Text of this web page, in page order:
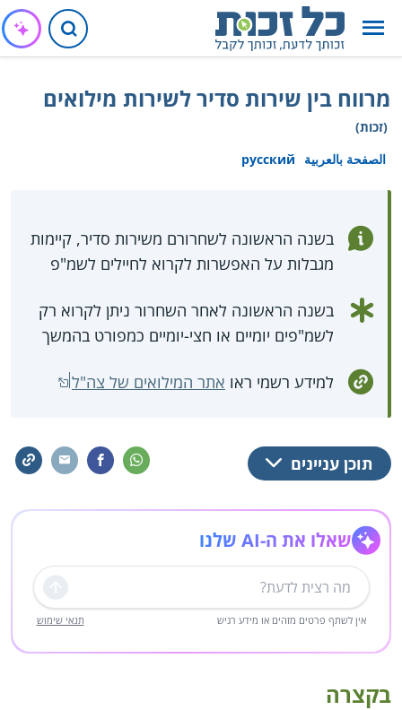
מרווח בין שירות סדיר לשירות מילואים
(זכות)
الصفحة بالعربية
русский
בשנה הראשונה לשחרורם משירות סדיר, קיימות
מגבלות על האפשרות לקרוא לחיילים לשמ"פ
בשנה הראשונה לאחר השחרור ניתן לקרוא רק
לשמ"פים יומיים או חצי-יומיים כמפורט בהמשך
למידע רשמי ראו אתר המילואים של צה"ל
תוכן עניינים
שאלו את ה-AI שלנו
שליחה
אין לשתף פרטים מזהים או מידע רגיש תנאי שימוש
בקצרה